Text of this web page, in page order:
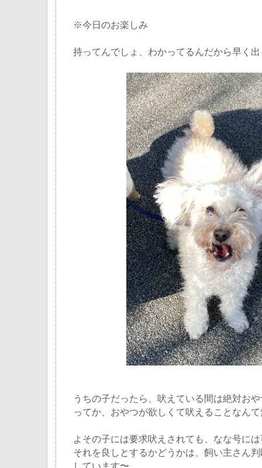
※今日のお楽しみ
持ってんでしょ、わかってるんだから早く
うちの子だったら、吠えている間は絶対お
ってか、おやつが欲しくて吠えることなん
よその子には要求吠えされても、なな号に
それを良しとするかどうかは、飼い主さん